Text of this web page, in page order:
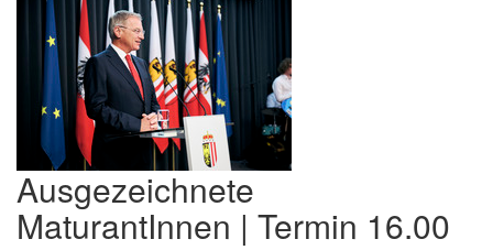
Ausgezeichnete
MaturantInnen | Termin 16.00